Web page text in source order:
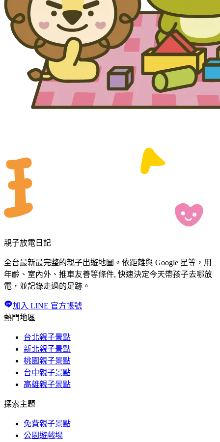
親子放電日記
全台最新最完整的親子出遊地圖。依距離與 Google 星等，用
年齡、室內外、推車友善等條件, 快速決定今天帶孩子去哪放
電，並記錄走過的足跡。
加入 LINE 官方帳號
熱門地區
台北親子景點
新北親子景點
桃園親子景點
台中親子景點
高雄親子景點
探索主題
免費親子景點
公園遊戲場